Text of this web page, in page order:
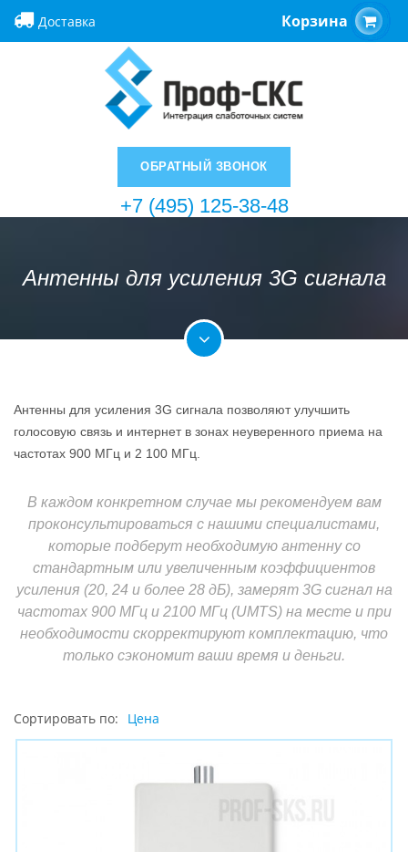
Доставка Корзина
ОБРАТНЫЙ ЗВОНОК
+7 (495) 125-38-48
Антенны для усиления 3G сигнала
Антенны для усиления 3G сигнала позволяют улучшить
голосовую связь и интернет в зонах неуверенного приема на
частотах 900 МГц и 2 100 МГц.
В каждом конкретном случае мы рекомендуем вам
проконсультироваться с нашими специалистами,
которые подберут необходимую антенну со
стандартным или увеличенным коэффициентов
усиления (20, 24 и более 28 дБ), замерят 3G сигнал на
частотах 900 МГц и 2100 МГц (UMTS) на месте и при
необходимости скорректируют комплектацию, что
только сэкономит ваши время и деньги.
Сортировать по: Цена